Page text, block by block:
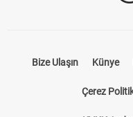
Bize Ulaşın Künye
Çerez